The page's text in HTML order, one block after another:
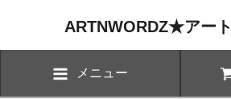
ARTNWORDZ★アー
メニュー